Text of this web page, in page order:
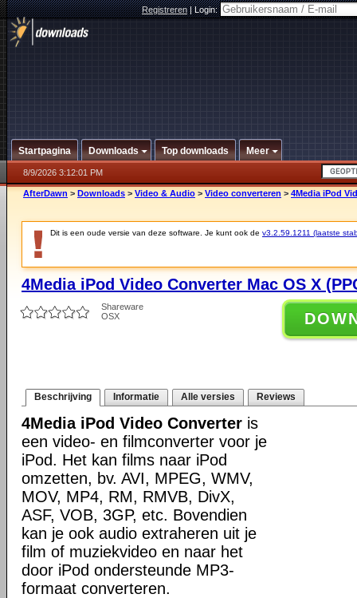
Registreren|Login:
Startpagina Downloads Top downloads Meer
8/9/2026 3:12:01 PM
AfterDawn > Downloads > Video & Audio > Video converteren > 4Media iPod
Dit is een oude versie van deze software. Je kunt ook de v3.2.59.1211 (laatste
4Media iPod Video Converter Mac OS X
Shareware
OSX
Beschrijving Informatie Alle versies Reviews
4Media iPod Video Converter is
een video- en filmconverter voor je
iPod. Het kan films naar iPod
omzetten, bv. AVI, MPEG, WMV,
MOV, MP4, RM, RMVB, DivX,
ASF, VOB, 3GP, etc. Bovendien
kan je ook audio extraheren uit je
film of muziekvideo en naar het
door iPod ondersteunde MP3-
formaat converteren.